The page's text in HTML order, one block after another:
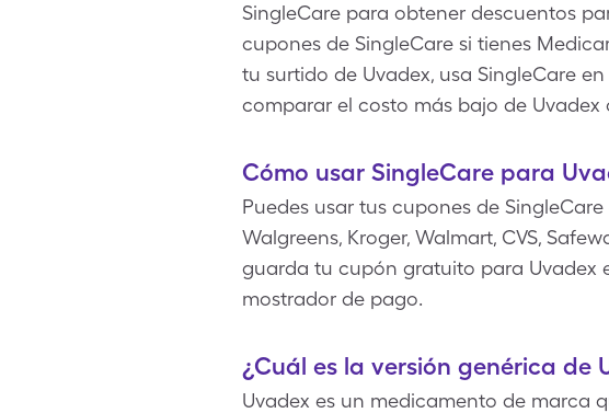
SingleCare para obtener descuentos
cupones de SingleCare si tienes
tu surtido de Uvadex, usa SingleCare
comparar el costo más bajo de
Cómo usar SingleCare para
Puedes usar tus cupones de
Walgreens, Kroger, Walmart, CVS,
guarda tu cupón gratuito para Uvadex
mostrador de pago.
¿Cuál es la versión genérica de
Uvadex es un medicamento de marca